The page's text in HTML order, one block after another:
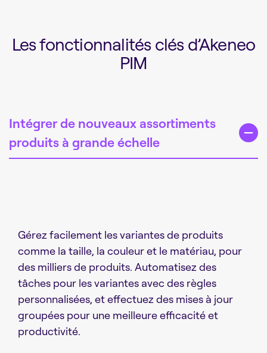
Les fonctionnalités clés d’Akeneo
PIM
Intégrer de nouveaux assortiments
produits à grande échelle
Gérez facilement les variantes de produits
comme la taille, la couleur et le matériau, pour
des milliers de produits. Automatisez des
tâches pour les variantes avec des règles
personnalisées, et effectuez des mises à jour
groupées pour une meilleure efficacité et
productivité.